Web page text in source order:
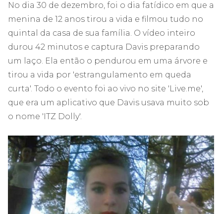
No dia 30 de dezembro, foi o dia fatídico em que a
menina de 12 anos tirou a vida e filmou tudo no
quintal da casa de sua família. O vídeo inteiro
durou 42 minutos e captura Davis preparando
um laço. Ela então o pendurou em uma árvore e
tirou a vida por 'estrangulamento em queda
curta'. Todo o evento foi ao vivo no site 'Live.me',
que era um aplicativo que Davis usava muito sob
o nome 'ITZ Dolly'.